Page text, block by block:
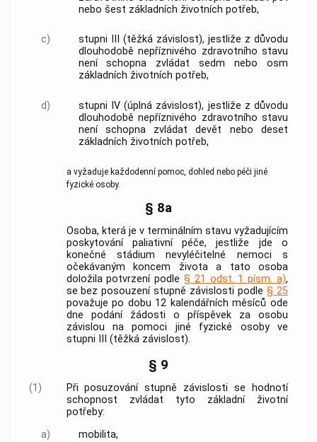
nebo šest základních životních potřeb,
c)
stupni III (těžká závislost), jestliže z důvodu
dlouhodobě nepříznivého zdravotního stavu
není schopna zvládat sedm nebo osm
základních životních potřeb,
d)
stupni IV (úplná závislost), jestliže z důvodu
dlouhodobě nepříznivého zdravotního stavu
není schopna zvládat devět nebo deset
základních životních potřeb,
a vyžaduje každodenní pomoc, dohled nebo péči jiné
fyzické osoby.
§ 8a
Osoba, která je v terminálním stavu vyžadujícím
poskytování paliativnípéče, jestliže jde o
konečné stádium nevyléčitelné nemoci s
očekávaným koncem života a tato osoba
doložila potvrzení podle § 21 odst. 1 písm. a),
se bez posouzení stupně závislosti podle§ 25
považuje po dobu 12 kalendářních měsíců ode
dne podání žádosti o příspěvek za osobu
závislou na pomoci jiné fyzické osoby ve
stupni III (těžká závislost).
§ 9
(1)
Při posuzování stupně závislosti se hodnotí
schopnost zvládat tyto základní životní
potřeby:
a)
mobilita,